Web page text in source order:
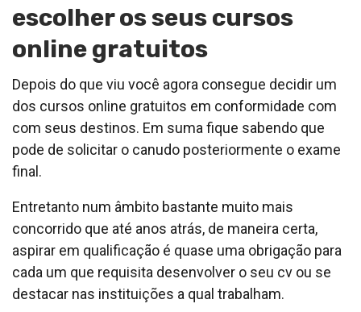
escolher os seus cursos
online gratuitos
Depois do que viu você agora consegue decidir um
dos cursos online gratuitos em conformidade com
com seus destinos. Em suma fique sabendo que
pode de solicitar o canudo posteriormente o exame
final.
Entretanto num âmbito bastante muito mais
concorrido que até anos atrás, de maneira certa,
aspirar em qualificação é quase uma obrigação para
cada um que requisita desenvolver o seu cv ou se
destacar nas instituições a qual trabalham.